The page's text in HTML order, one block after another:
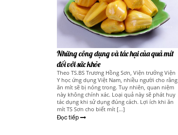
Những công dụng và tác hại của quả mít
đối với sức khỏe
Theo TS.BS Trương Hồng Sơn, Viện trưởng Viện
Y học ứng dụng Việt Nam, nhiều người cho rằng
ăn mít sẽ bị nóng trong. Tuy nhiên, quan niệm
này không chính xác. Loại quả này sẽ phát huy
tác dụng khi sử dụng đúng cách. Lợi ích khi ăn
mít TS Sơn cho biết mít […]
Đọc tiếp